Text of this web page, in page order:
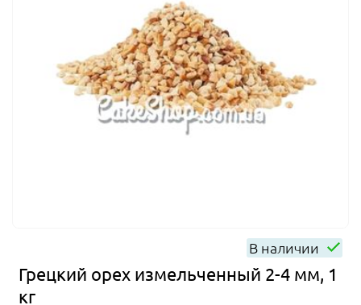
В наличии
Грецкий орех измельченный 2-4 мм, 1
кг